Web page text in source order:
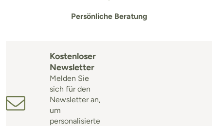
Persönliche Beratung
Kostenloser
Newsletter
Melden Sie
sich für den
Newsletter an,
um
personalisierte